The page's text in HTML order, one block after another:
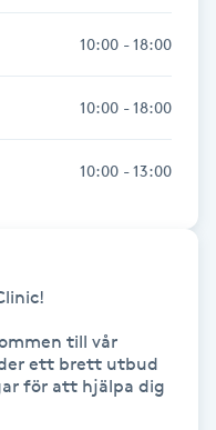
10:00 - 18:00
10:00 - 18:00
10:00 - 13:00
till vår
ett brett utbud
för att hjälpa dig